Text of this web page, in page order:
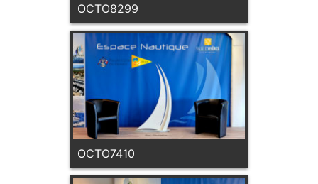
OCTO8299
OCTO7410